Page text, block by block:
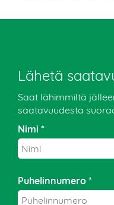
Lähetä
Saat lähimmiltä
saatavuudesta
Nimi *
Puhelinnumero *